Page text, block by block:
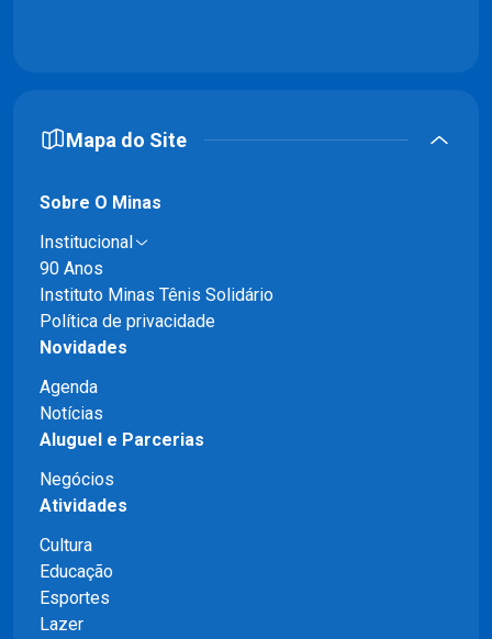
Mapa do Site
Sobre O Minas
Institucional
90 Anos
Instituto Minas Tênis Solidário
Política de privacidade
Novidades
Agenda
Notícias
Aluguel e Parcerias
Negócios
Atividades
Cultura
Educação
Esportes
Lazer